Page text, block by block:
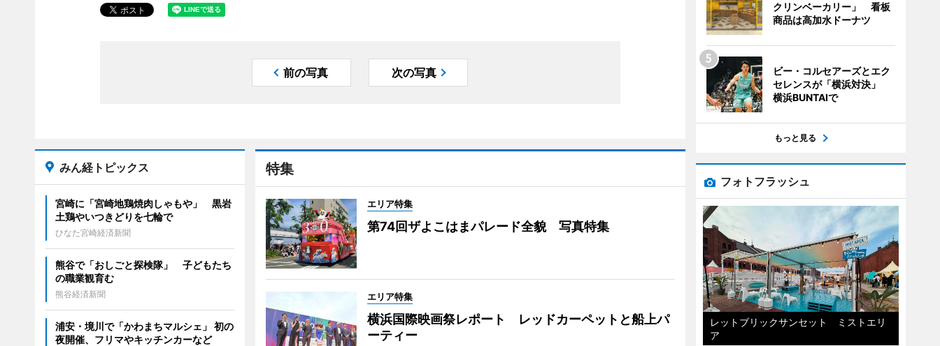
前の写真 次の写真
特集
エリア特集
第74回ザよこはまパレード全貌 写真特集
エリア特集
横浜国際映画祭レポート レッドカーペットと船上パ
ーティー
みん経トピックス
宮崎に「宮崎地鶏焼肉しゃもや」 黒岩
土鶏やいつきどりを七輪で
ひなた宮崎経済新聞
熊谷で「おしごと探検隊」 子どもたち
の職業観育む
熊谷経済新聞
浦安・境川で「かわまちマルシェ」 初の
夜開催、フリマやキッチンカーなど
クリンベーカリー」 看板
商品は高加水ドーナツ
ビー・コルセアーズとエク
セレンスが「横浜対決」
横浜BUNTAIで
もっと見る
フォトフラッシュ
レットブリックサンセット ミストエリ
ア